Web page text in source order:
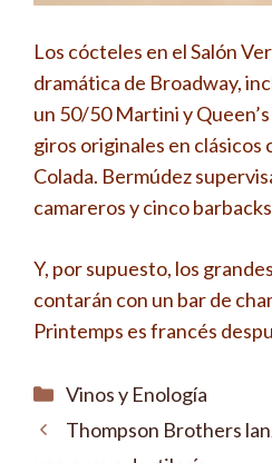
Los cócteles en el Salón
dramática de Broadway,
un 50/50 Martini y
giros originales en clásicos
Colada. Bermúdez
camareros y cinco
Y, por supuesto, los
contarán con un bar de
Printemps es francés
Categorías
Vinos y Enología
Thompson Brothers